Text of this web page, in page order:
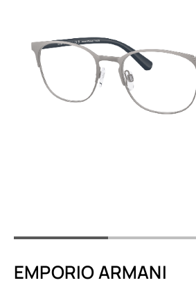
EMPORIO ARMANI